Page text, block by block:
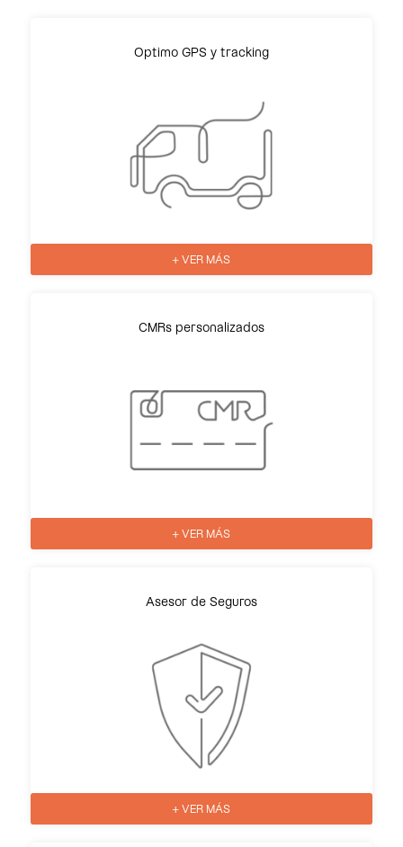
Optimo GPS y tracking
+ VER MÁS
CMRs personalizados
+ VER MÁS
Asesor de Seguros
+ VER MÁS